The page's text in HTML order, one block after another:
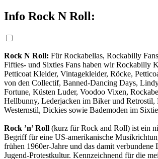
Info Rock N Roll:
Rock N Roll: Für Rockabellas, Rockabilly
Fifties- und Sixties Fans haben wir Rockabilly
Petticoat Kleider, Vintagekleider, Röcke,
von den Collectif, Banned-Dancing Days,
Fortune, Küsten Luder, Voodoo Vixen,
Hellbunny, Lederjacken im Biker und Retrostil,
Westernstil, Dickies sowie Bademoden im
Rock ’n’ Roll (kurz für Rock and Roll) ist ein
Begriff für eine US-amerikanische
frühen 1960er-Jahre und das damit verbundene
Jugend-Protestkultur. Kennzeichnend für die